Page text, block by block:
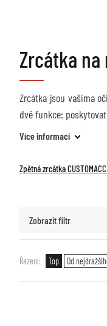
Zrcátka na
Zrcátka jsou vašima
dvě funkce:
Více informací
Zpětná zrcátka
Zobrazit filtr
Řazení Top Od